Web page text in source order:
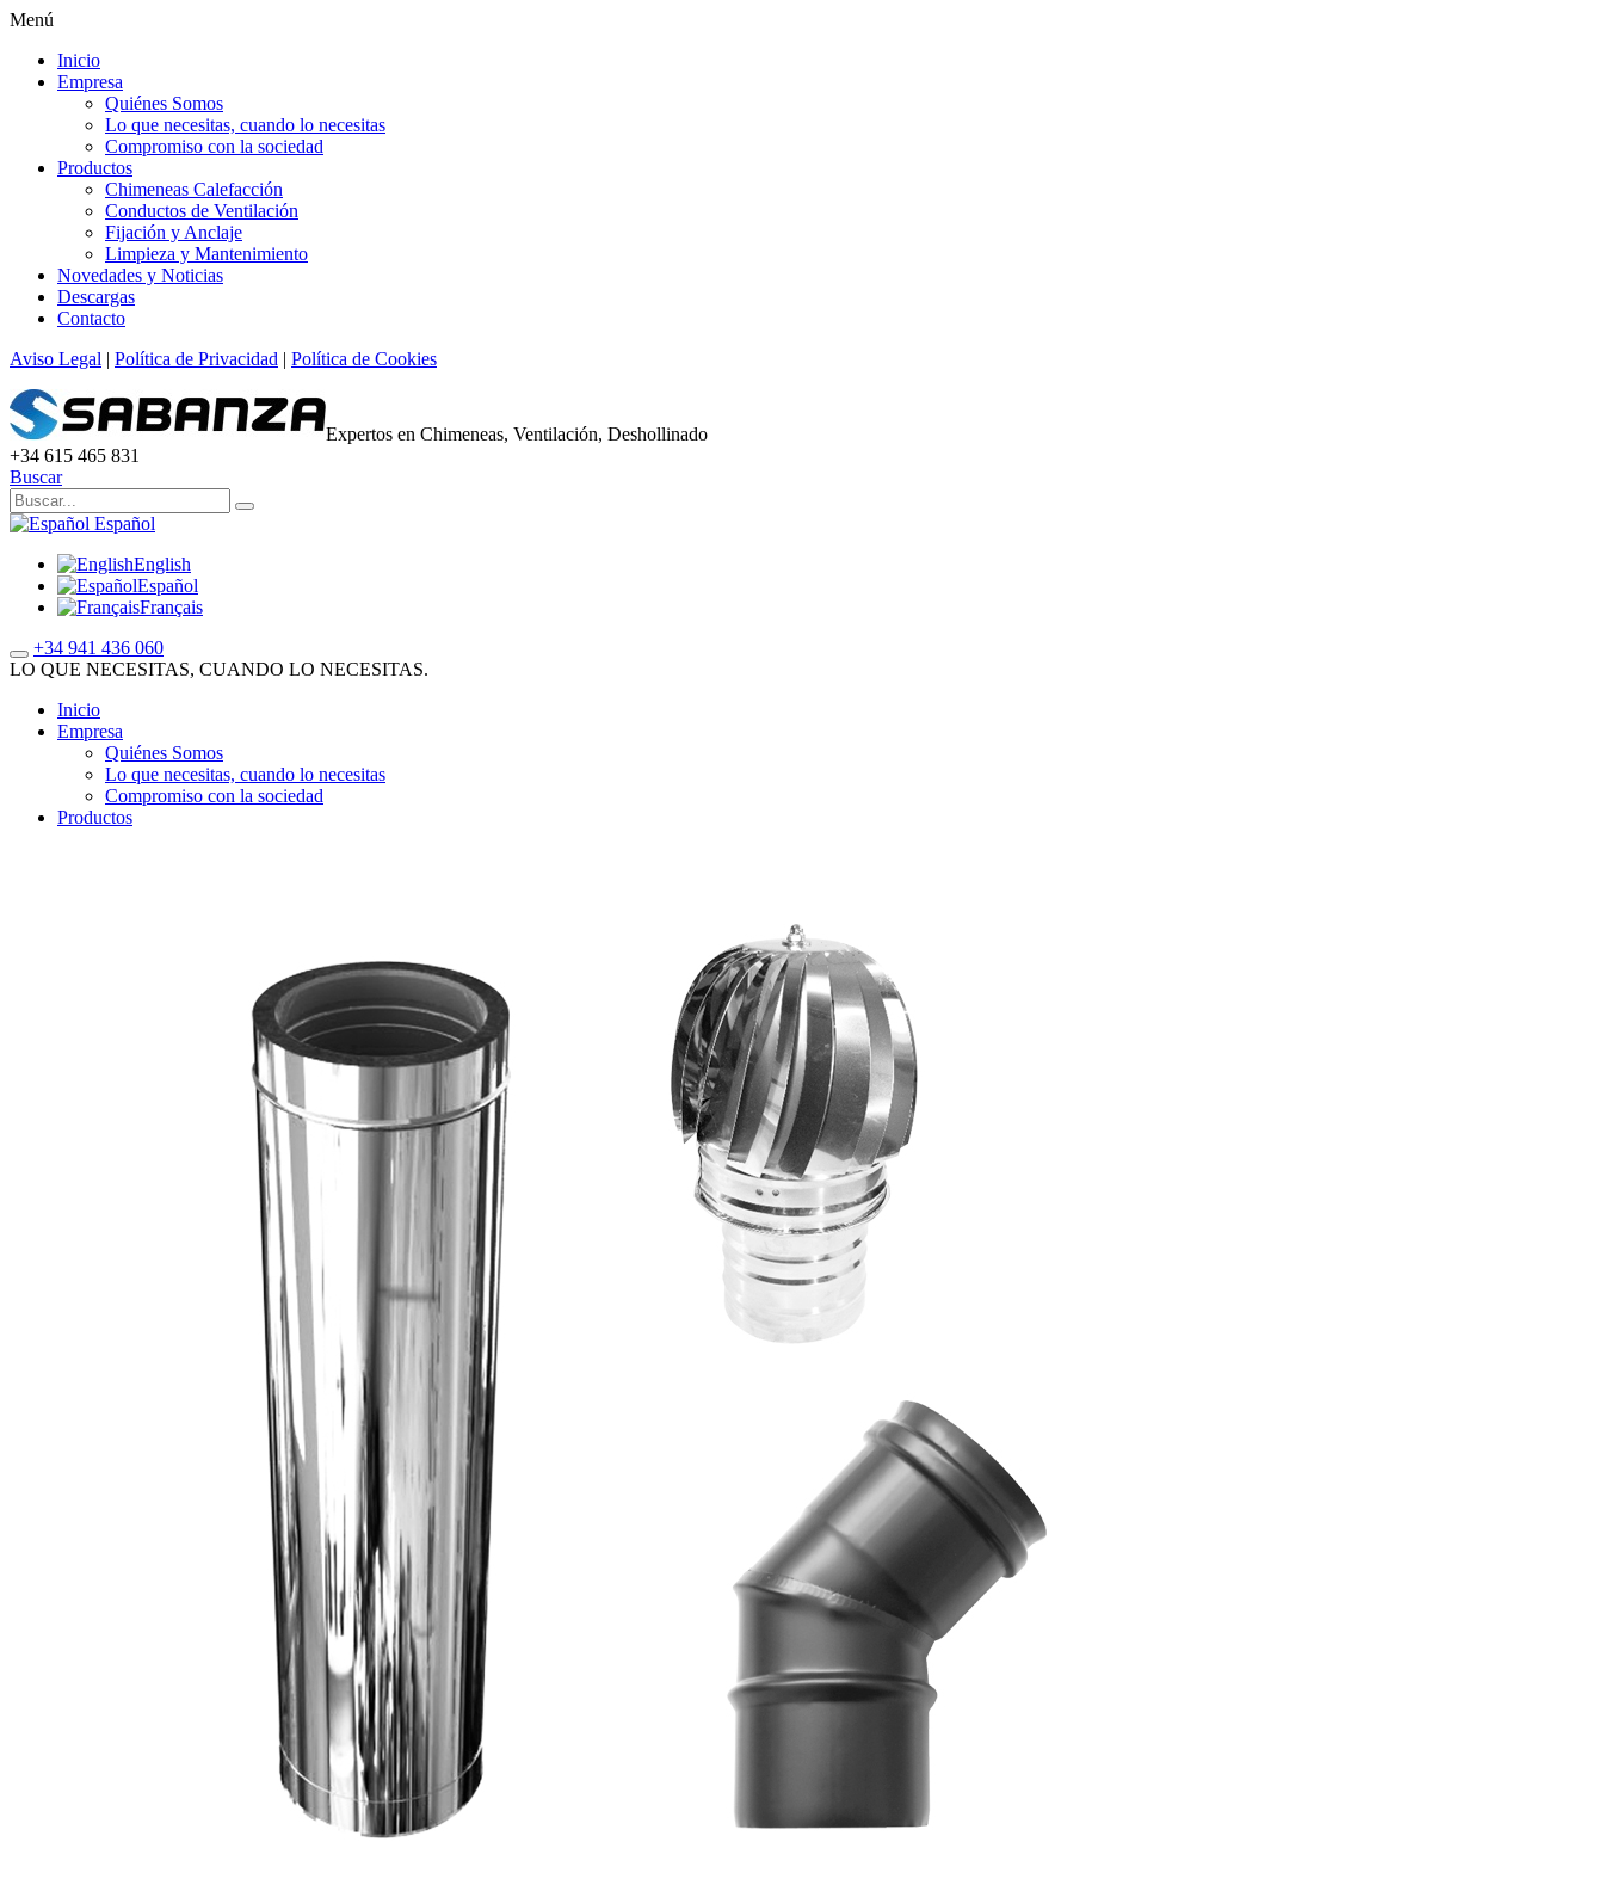
Menú
Inicio
Empresa
Quiénes Somos
Lo que necesitas, cuando lo necesitas
Compromiso con la sociedad
Productos
Chimeneas Calefacción
Conductos de Ventilación
Fijación y Anclaje
Limpieza y Mantenimiento
Novedades y Noticias
Descargas
Contacto
Aviso Legal | Política de Privacidad | Política de Cookies
Expertos en Chimeneas, Ventilación, Deshollinado
+34 615 465 831
Buscar
Español
English
Español
Français
+34 941 436 060
LO QUE NECESITAS, CUANDO LO NECESITAS.
Inicio
Empresa
Quiénes Somos
Lo que necesitas, cuando lo necesitas
Compromiso con la sociedad
Productos